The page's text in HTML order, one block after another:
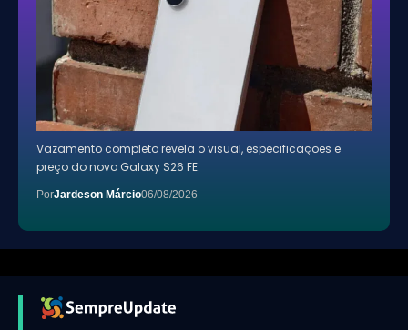
Vazamento completo revela o visual, especificações e
preço do novo Galaxy S26 FE.
PorJardeson Márcio06/08/2026